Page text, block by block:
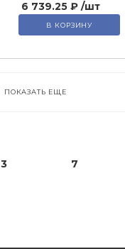
6 739.25 ₽ /шт
В КОРЗИНУ
ПОКАЗАТЬ ЕЩЕ
3 7